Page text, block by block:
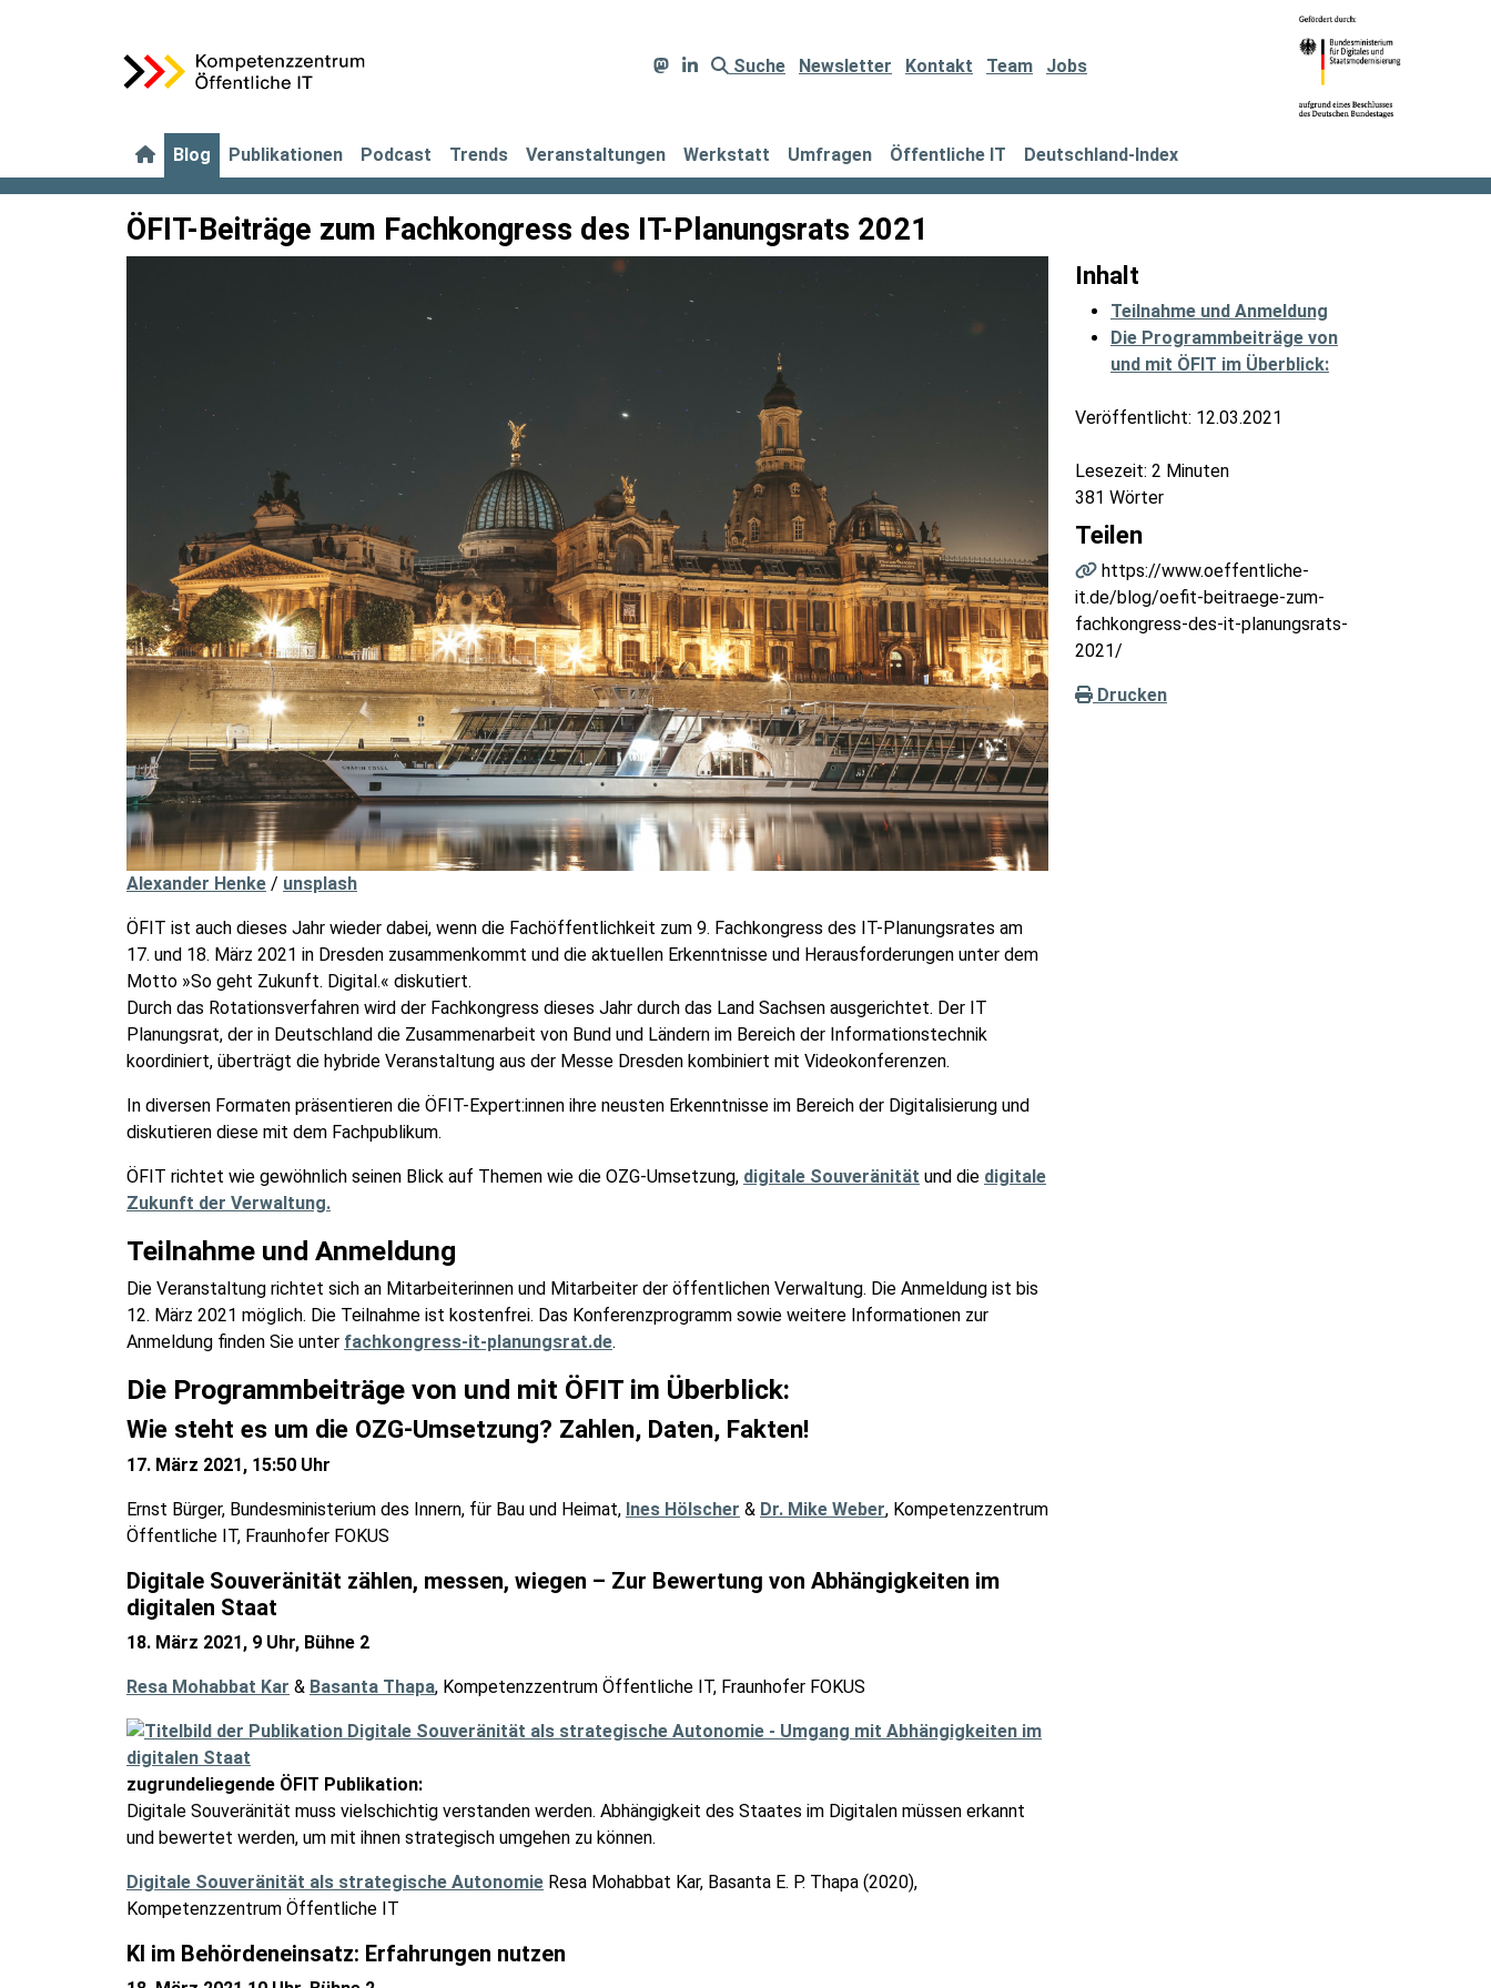
Suche Newsletter Kontakt Team Jobs
Blog Publikationen Podcast Trends Veranstaltungen Werkstatt Umfragen Öffentliche IT Deutschland-Index
ÖFIT-Beiträge zum Fachkongress des IT-Planungsrats 2021
Alexander Henke / unsplash
ÖFIT ist auch dieses Jahr wieder dabei, wenn die Fachöffentlichkeit zum 9. Fachkongress des IT-Planungsrates am
17. und 18. März 2021 in Dresden zusammenkommt und die aktuellen Erkenntnisse und Herausforderungen unter dem
Motto »So geht Zukunft. Digital.« diskutiert.
Durch das Rotationsverfahren wird der Fachkongress dieses Jahr durch das Land Sachsen ausgerichtet. Der IT
Planungsrat, der in Deutschland die Zusammenarbeit von Bund und Ländern im Bereich der Informationstechnik
koordiniert, überträgt die hybride Veranstaltung aus der Messe Dresden kombiniert mit Videokonferenzen.
In diversen Formaten präsentieren die ÖFIT-Expert:innen ihre neusten Erkenntnisse im Bereich der Digitalisierung und
diskutieren diese mit dem Fachpublikum.
ÖFIT richtet wie gewöhnlich seinen Blick auf Themen wie die OZG-Umsetzung, digitale Souveränität und die digitale
Zukunft der Verwaltung.
Teilnahme und Anmeldung
Die Veranstaltung richtet sich an Mitarbeiterinnen und Mitarbeiter der öffentlichen Verwaltung. Die Anmeldung ist bis
12. März 2021 möglich. Die Teilnahme ist kostenfrei. Das Konferenzprogramm sowie weitere Informationen zur
Anmeldung finden Sie unter fachkongress-it-planungsrat.de.
Die Programmbeiträge von und mit ÖFIT im Überblick:
Wie steht es um die OZG-Umsetzung? Zahlen, Daten, Fakten!
17. März 2021, 15:50 Uhr
Ernst Bürger, Bundesministerium des Innern, für Bau und Heimat, Ines Hölscher & Dr. Mike Weber, Kompetenzzentrum
Öffentliche IT, Fraunhofer FOKUS
Digitale Souveränität zählen, messen, wiegen – Zur Bewertung von Abhängigkeiten im
digitalen Staat
18. März 2021, 9 Uhr, Bühne 2
Resa Mohabbat Kar & Basanta Thapa, Kompetenzzentrum Öffentliche IT, Fraunhofer FOKUS
zugrundeliegende ÖFIT Publikation:
Digitale Souveränität muss vielschichtig verstanden werden. Abhängigkeit des Staates im Digitalen müssen erkannt
und bewertet werden, um mit ihnen strategisch umgehen zu können.
Digitale Souveränität als strategische Autonomie Resa Mohabbat Kar, Basanta E. P. Thapa (2020),
Kompetenzzentrum Öffentliche IT
KI im Behördeneinsatz: Erfahrungen nutzen
Inhalt
Teilnahme und Anmeldung
Die Programmbeiträge von
und mit ÖFIT im Überblick:
Veröffentlicht: 12.03.2021
Lesezeit: 2 Minuten
381 Wörter
Teilen
https://www.oeffentliche-
it.de/blog/oefit-beitraege-zum-
fachkongress-des-it-planungsrats-
2021/
Drucken